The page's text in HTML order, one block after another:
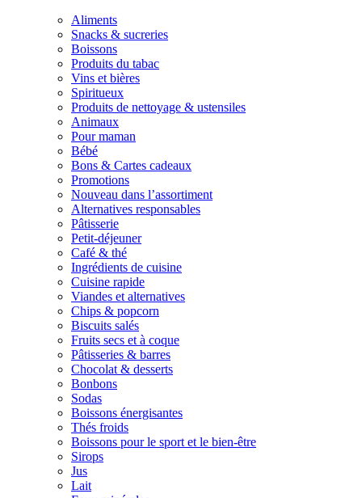
Aliments
Snacks & sucreries
Boissons
Produits du tabac
Vins et bières
Spiritueux
Produits de nettoyage & ustensiles
Animaux
Pour maman
Bébé
Bons & Cartes cadeaux
Promotions
Nouveau dans l’assortiment
Alternatives responsables
Pâtisserie
Petit-déjeuner
Café & thé
Ingrédients de cuisine
Cuisine rapide
Viandes et alternatives
Chips & popcorn
Biscuits salés
Fruits secs et à coque
Pâtisseries & barres
Chocolat & desserts
Bonbons
Sodas
Boissons énergisantes
Thés froids
Boissons pour le sport et le bien-être
Sirops
Jus
Lait